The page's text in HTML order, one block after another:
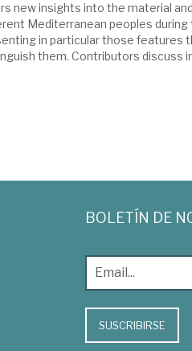
new insights into the material
Mediterranean peoples during
in particular those features
them. Contributors discuss
BOLETÍN DE
SUSCRIBIRSE